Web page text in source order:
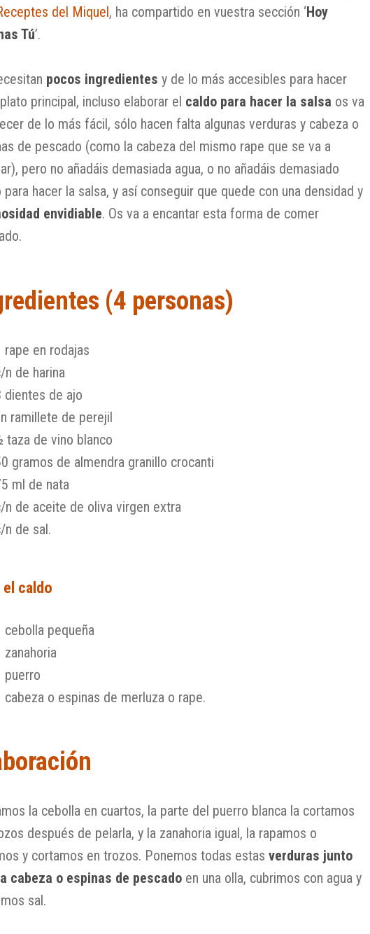
del Miquel, ha compartido en vuestra sección ‘Hoy
Tú’.
pocos ingredientes y de lo más accesibles para hacer
principal, incluso elaborar el caldo para hacer la salsa os va
de lo más fácil, sólo hacen falta algunas verduras y cabeza o
de pescado (como la cabeza del mismo rape que se va a
pero no añadáis demasiada agua, o no añadáis demasiado
para hacer la salsa, y así conseguir que quede con una densidad y
envidiable. Os va a encantar esta forma de comer
(4 personas)
rape en rodajas
n de harina
dientes de ajo
ramillete de perejil
taza de vino blanco
gramos de almendra granillo crocanti
ml de nata
n de aceite de oliva virgen extra
n de sal.
el caldo
cebolla pequeña
zanahoria
puerro
cabeza o espinas de merluza o rape.
la cebolla en cuartos, la parte del puerro blanca la cortamos
después de pelarla, y la zanahoria igual, la rapamos o
y cortamos en trozos. Ponemos todas estasverduras junto
cabeza o espinas de pescado en una olla, cubrimos con agua y
sal.